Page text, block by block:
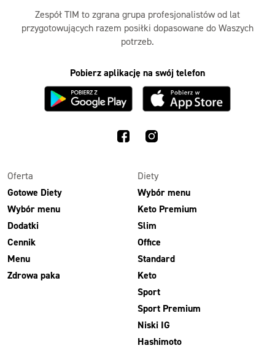
Zespół TIM to zgrana grupa profesjonalistów od lat
przygotowujących razem posiłki dopasowane do Waszych
potrzeb.
Pobierz aplikację na swój telefon
Oferta
Gotowe Diety
Wybór menu
Dodatki
Cennik
Menu
Zdrowa paka
Diety
Wybór menu
Keto Premium
Slim
Office
Standard
Keto
Sport
Sport Premium
Niski IG
Hashimoto